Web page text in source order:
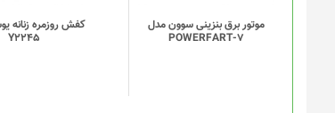
موتور برق بنزینی سوون مدل
POWERFART-7
کفش روزمره زنانه
Y2245